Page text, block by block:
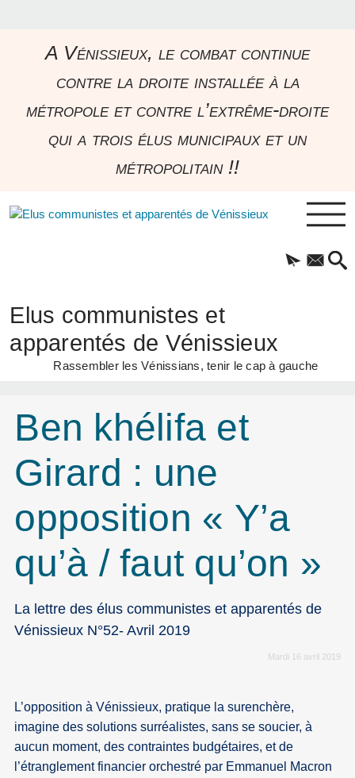
A Vénissieux, le combat continue
contre la droite installée à la
métropole et contre l’extrême-droite
qui a trois élus municipaux et un
métropolitain !!
Elus communistes et
apparentés de Vénissieux
Rassembler les Vénissians, tenir le cap à gauche
Ben khélifa et
Girard : une
opposition « Y’a
qu’à / faut qu’on »
La lettre des élus communistes et apparentés de
Vénissieux N°52- Avril 2019
Mardi 16 avril 2019
L’opposition à Vénissieux, pratique la surenchère,
imagine des solutions surréalistes, sans se soucier, à
aucun moment, des contraintes budgétaires, et de
l’étranglement financier orchestré par Emmanuel Macron